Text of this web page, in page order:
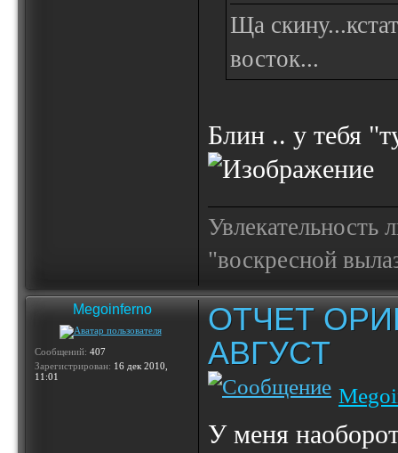
Ща
восток...
Блин .. у тебя
Увлекательность
"воскресной
Megoinferno
Сообщений: 407
Зарегистрирован: 16 дек 2010,
11:01
ОТЧЕТ
АВГУСТ
У меня